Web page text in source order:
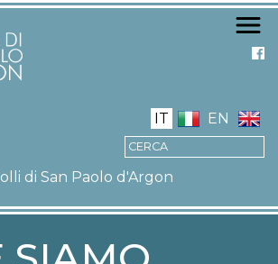
Salta
IT EN
di San Paolo d'Argon